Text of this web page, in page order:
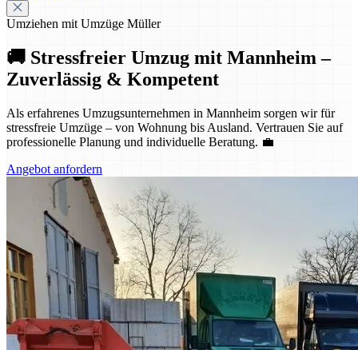
Umziehen mit Umzüge Müller
🚚 Stressfreier Umzug mit Mannheim –
Zuverlässig & Kompetent
Als erfahrenes Umzugsunternehmen in Mannheim sorgen wir für
stressfreie Umzüge – von Wohnung bis Ausland. Vertrauen Sie auf
professionelle Planung und individuelle Beratung. 💼
Angebot anfordern